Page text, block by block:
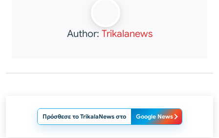
Author: Trikalanews
Πρόσθεσε το TrikalaNews στο Google News